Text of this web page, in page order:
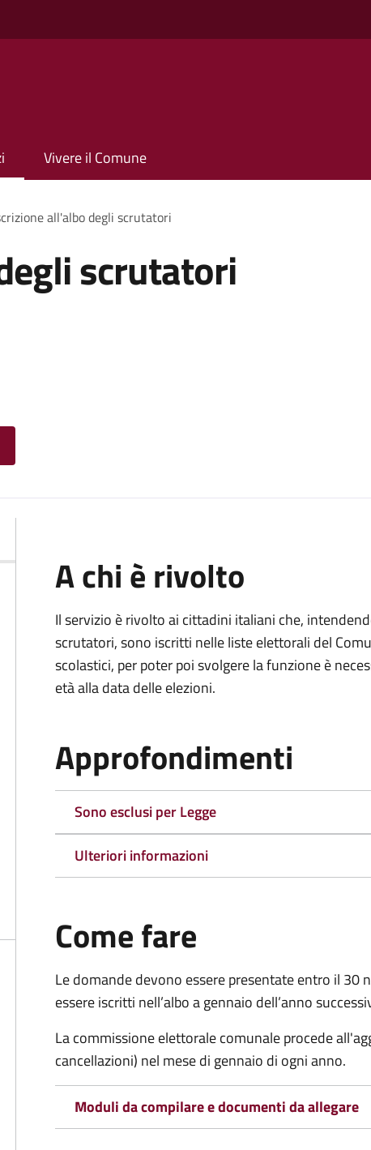
Vivere il Comune
all'albo degli scrutatori
scrutatori
A chi è rivolto
Il servizio è rivolto ai cittadini italiani che,
scrutatori, sono iscritti nelle liste elettorali del
scolastici, per poter poi svolgere la funzione è
età alla data delle elezioni.
Approfondimenti
Sono esclusi per Legge
Ulteriori informazioni
Come fare
Le domandedevono essere presentate entro il 30
essere iscritti nell’albo a gennaio dell’anno
La commissione elettorale comunale procede
cancellazioni) nel mese di gennaio di ogni anno.
Moduli da compilare e documenti da allegare